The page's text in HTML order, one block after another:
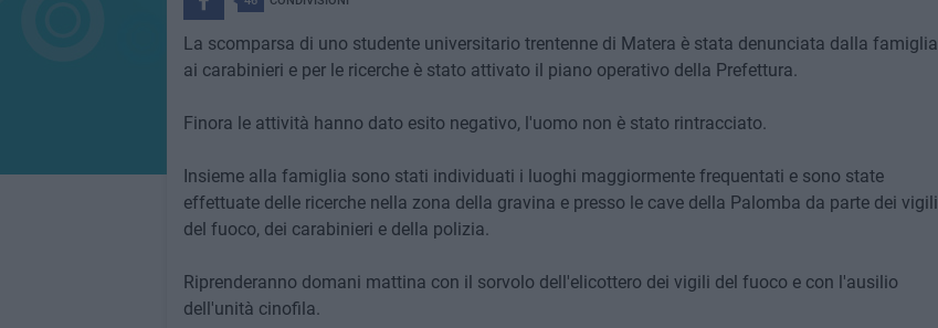
La scomparsa di uno studente universitario trentenne di Matera è stata denunciata dalla famiglia
ai carabinieri e per le ricerche è stato attivato il piano operativo della Prefettura.
Finora le attività hanno dato esito negativo, l'uomo non è stato rintracciato.
Insieme alla famiglia sono stati individuati i luoghi maggiormente frequentati e sono state
effettuate delle ricerche nella zona della gravina e presso le cave della Palomba da parte dei vigili
del fuoco, dei carabinieri e della polizia.
Riprenderanno domani mattina con il sorvolo dell'elicottero dei vigili del fuoco e con l'ausilio
dell'unità cinofila.